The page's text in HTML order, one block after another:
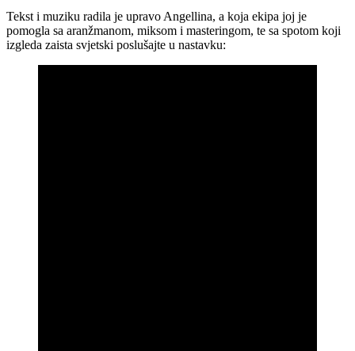
Tekst i muziku radila je upravo Angellina, a koja ekipa joj je
pomogla sa aranžmanom, miksom i masteringom, te sa spotom koji
izgleda zaista svjetski poslušajte u nastavku: